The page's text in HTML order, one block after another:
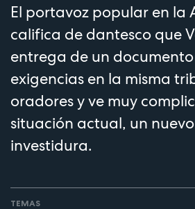
El portavoz popular en la
califica de dantesco que
entrega de un documento
exigencias en la misma
oradores y ve muy
situación actual, un
investidura.
TEMAS